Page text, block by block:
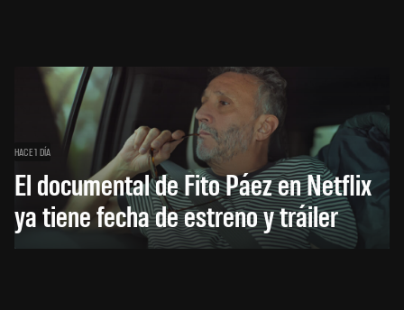
HACE 1 DÍA
El documental de Fito Páez en Netflix
ya tiene fecha de estreno y tráiler